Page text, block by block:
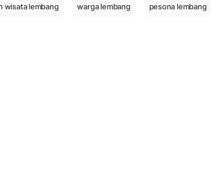
wisata lembang warga lembang pesona lembang